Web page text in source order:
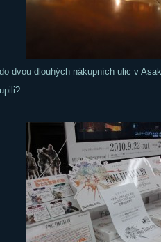
dvou dlouhých nákupních ulic v